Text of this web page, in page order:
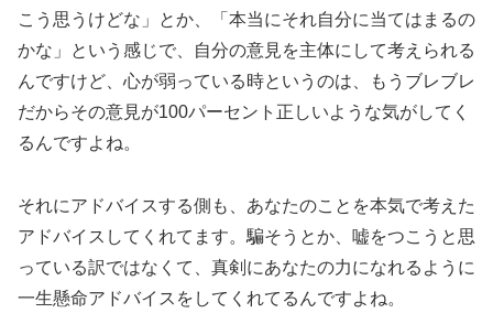
こう思うけどな」とか、「本当にそれ自分に当てはまるの
かな」という感じで、自分の意見を主体にして考えられる
んですけど、心が弱っている時というのは、もうブレブレ
だからその意見が100パーセント正しいような気がしてく
るんですよね。
それにアドバイスする側も、あなたのことを本気で考えた
アドバイスしてくれてます。騙そうとか、嘘をつこうと思
っている訳ではなくて、真剣にあなたの力になれるように
一生懸命アドバイスをしてくれてるんですよね。